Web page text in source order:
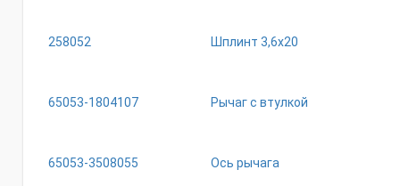
258052 Шплинт 3,6х20
65053-1804107 Рычаг с втулкой
65053-3508055 Ось рычага